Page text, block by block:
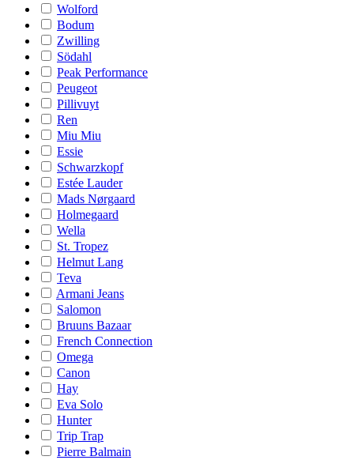
Wolford
Bodum
Zwilling
Södahl
Peak Performance
Peugeot
Pillivuyt
Ren
Miu Miu
Essie
Schwarzkopf
Estée Lauder
Mads Nørgaard
Holmegaard
Wella
St. Tropez
Helmut Lang
Teva
Armani Jeans
Salomon
Bruuns Bazaar
French Connection
Omega
Canon
Hay
Eva Solo
Hunter
Trip Trap
Pierre Balmain